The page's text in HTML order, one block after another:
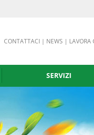
CONTATTACI | NEWS | LAVORA
SERVIZI